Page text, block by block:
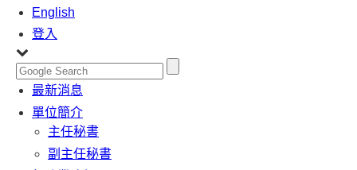
English
登入
Toggle
navigation
最新消息
單位簡介
主任秘書
副主任秘書